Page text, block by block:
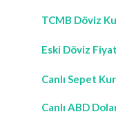
TCMB Döviz
Eski Döviz
Canlı Sepet
Canlı ABD